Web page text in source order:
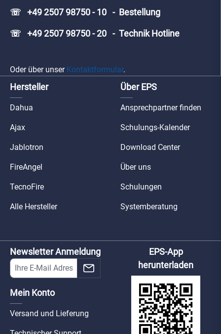
☏ +49 2507 98750 - 10 - Bestellung
☏ +49 2507 98750 - 20 - Technik Hotline
Oder über unser Kontaktformular.
Hersteller
Dahua
Ajax
Jablotron
FireAngel
TecnoFire
Alle Hersteller
Über EPS
Ansprechpartner finden
Schulungs-Kalender
Download Center
Über uns
Schulungen
Systemberatung
Newsletter Anmeldung
Mein Konto
Versand und Lieferung
EPS-App
herunterladen